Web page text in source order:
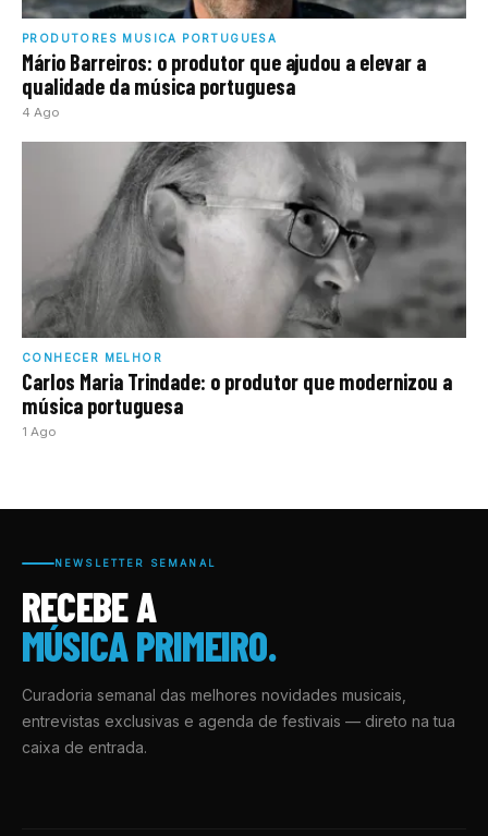
PRODUTORES MUSICA PORTUGUESA
Mário Barreiros: o produtor que ajudou a elevar a
qualidade da música portuguesa
4 Ago
CONHECER MELHOR
Carlos Maria Trindade: o produtor que modernizou a
música portuguesa
1 Ago
NEWSLETTER SEMANAL
RECEBE A
MÚSICA PRIMEIRO.
Curadoria semanal das melhores novidades musicais,
entrevistas exclusivas e agenda de festivais — direto na tua
caixa de entrada.